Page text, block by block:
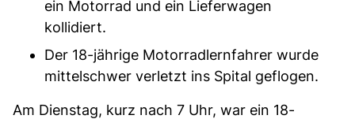
ein Motorrad und ein Lieferwagen
kollidiert.
Der 18-jährige Motorradlernfahrer wurde
mittelschwer verletzt ins Spital geflogen.
Am Dienstag, kurz nach 7 Uhr, war ein 18-